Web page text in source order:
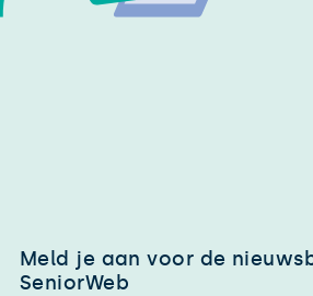
Meld je aan voor de
SeniorWeb